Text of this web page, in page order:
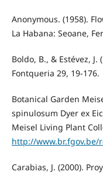
Anonymous. (1958).
La Habana: Seoane,
Boldo, B., & Estévez,
Fontqueria 29, 19-176.
Botanical Garden
spinulosum Dyer ex
Meisel Living Plant
http://www.br.fgov.be/
Carabias, J. (2000).